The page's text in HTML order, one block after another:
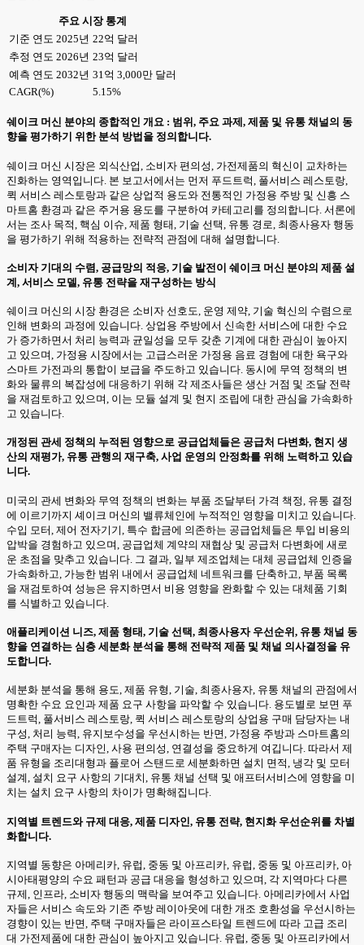
주요 시장 통계
기준 연도 2025년 22억 달러
추정 연도 2026년 23억 달러
예측 연도 2032년 31억 3,000만 달러
CAGR(%)
5.15%
쉐이크 머신 분야의 종합적인 개요 : 범위, 주요 과제, 제품 및 유통 채널의 동
향을 평가하기 위한 분석 방법을 정의합니다.
쉐이크 머신 시장은 외식산업, 소비자 편의성, 가전제품의 혁신이 교차하는
진화하는 영역입니다. 본 보고서에서는 먼저 푸드트럭, 풀서비스 레스토랑,
퀵 서비스 레스토랑과 같은 상업적 용도와 전통적인 가정용 주방 및 신흥 스
마트홈 환경과 같은 주거용 용도를 구분하여 카테고리를 정의합니다. 서론에
서는 조사 목적, 핵심 이슈, 제품 형태, 기술 선택, 유통 경로, 최종사용자 행동
을 평가하기 위해 적용하는 전략적 관점에 대해 설명합니다.
소비자 기대의 수렴, 공급망의 적응, 기술 발전이 쉐이크 머신 분야의 제품 설
계, 서비스 모델, 유통 전략을 재구성하는 방식
쉐이크 머신의 시장 환경은 소비자 선호도, 운영 제약, 기술 혁신의 수렴으로
인해 변화의 과정에 있습니다. 상업용 주방에서 신속한 서비스에 대한 수요
가 증가하면서 처리 능력과 균일성을 모두 갖춘 기계에 대한 관심이 높아지
고 있으며, 가정용 시장에서는 고급스러운 가정용 음료 경험에 대한 욕구와
스마트 가전과의 통합이 보급을 주도하고 있습니다. 동시에 무역 정책의 변
화와 물류의 복잡성에 대응하기 위해 각 제조사들은 생산 거점 및 조달 전략
을 재검토하고 있으며, 이는 모듈 설계 및 현지 조립에 대한 관심을 가속화하
고 있습니다.
개정된 관세 정책의 누적된 영향으로 공급업체들은 공급처 다변화, 현지 생
산의 재평가, 유통 관행의 재구축, 사업 운영의 안정화를 위해 노력하고 있습
니다.
미국의 관세 변화와 무역 정책의 변화는 부품 조달부터 가격 책정, 유통 결정
에 이르기까지 셰이크 머신의 밸류체인에 누적적인 영향을 미치고 있습니다.
수입 모터, 제어 전자기기, 특수 합금에 의존하는 공급업체들은 투입 비용의
압박을 경험하고 있으며, 공급업체 계약의 재협상 및 공급처 다변화에 새로
운 초점을 맞추고 있습니다. 그 결과, 일부 제조업체는 대체 공급업체 인증을
가속화하고, 가능한 범위 내에서 공급업체 네트워크를 단축하고, 부품 목록
을 재검토하여 성능은 유지하면서 비용 영향을 완화할 수 있는 대체품 기회
를 식별하고 있습니다.
애플리케이션 니즈, 제품 형태, 기술 선택, 최종사용자 우선순위, 유통 채널 동
향을 연결하는 심층 세분화 분석을 통해 전략적 제품 및 채널 의사결정을 유
도합니다.
세분화 분석을 통해 용도, 제품 유형, 기술, 최종사용자, 유통 채널의 관점에서
명확한 수요 요인과 제품 요구 사항을 파악할 수 있습니다. 용도별로 보면 푸
드트럭, 풀서비스 레스토랑, 퀵 서비스 레스토랑의 상업용 구매 담당자는 내
구성, 처리 능력, 유지보수성을 우선시하는 반면, 가정용 주방과 스마트홈의
주택 구매자는 디자인, 사용 편의성, 연결성을 중요하게 여깁니다. 따라서 제
품 유형을 조리대형과 플로어 스탠드로 세분화하면 설치 면적, 냉각 및 모터
설계, 설치 요구 사항의 기대치, 유통 채널 선택 및 애프터서비스에 영향을 미
치는 설치 요구 사항의 차이가 명확해집니다.
지역별 트렌드와 규제 대응, 제품 디자인, 유통 전략, 현지화 우선순위를 차별
화합니다.
지역별 동향은 아메리카, 유럽, 중동 및 아프리카, 유럽, 중동 및 아프리카, 아
시아태평양의 수요 패턴과 공급 대응을 형성하고 있으며, 각 지역마다 다른
규제, 인프라, 소비자 행동의 맥락을 보여주고 있습니다. 아메리카에서 사업
자들은 서비스 속도와 기존 주방 레이아웃에 대한 개조 호환성을 우선시하는
경향이 있는 반면, 주택 구매자들은 라이프스타일 트렌드에 따라 고급 조리
대 가전제품에 대한 관심이 높아지고 있습니다. 유럽, 중동 및 아프리카에서